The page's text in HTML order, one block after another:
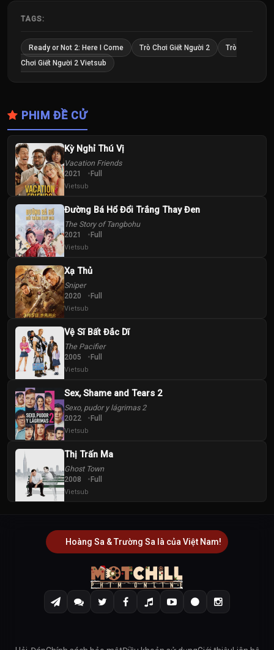
TAGS:
Ready or Not 2: Here I Come Trò Chơi Giết Người 2
Trò
Chơi Giết Người 2 Vietsub
PHIM ĐỀ CỬ
Kỳ Nghỉ Thú Vị
Vacation Friends
2021 Full
Vietsub
Đường Bá Hổ Đổi Trắng Thay Đen
The Story of Tangbohu
2021 Full
Vietsub
Xạ Thủ
Sniper
2020 Full
Vietsub
Vệ Sĩ Bất Đắc Dĩ
The Pacifier
2005 Full
Vietsub
Sex, Shame and Tears 2
Sexo, pudor y lágrimas 2
2022 Full
Vietsub
Thị Trấn Ma
Ghost Town
2008 Full
Vietsub
Hoàng Sa & Trường Sa là của Việt Nam!